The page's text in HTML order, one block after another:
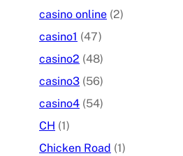
casino online (2)
casino1 (47)
casino2 (48)
casino3 (56)
casino4 (54)
CH (1)
Chicken Road (1)